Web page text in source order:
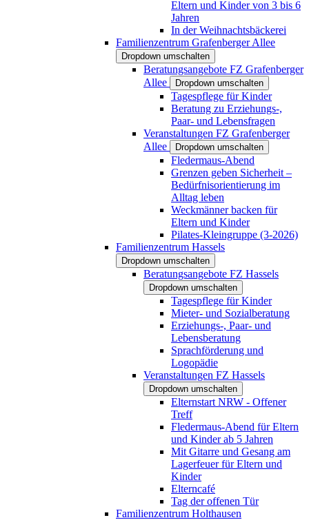
Eltern und Kinder von 3 bis 6
Jahren
In der Weihnachtsbäckerei
Familienzentrum Grafenberger Allee
Dropdown umschalten
Beratungsangebote FZ Grafenberger
Allee
Dropdown umschalten
Tagespflege für Kinder
Beratung zu Erziehungs-,
Paar- und Lebensfragen
Veranstaltungen FZ Grafenberger
Allee
Dropdown umschalten
Fledermaus-Abend
Grenzen geben Sicherheit –
Bedürfnisorientierung im
Alltag leben
Weckmänner backen für
Eltern und Kinder
Pilates-Kleingruppe (3-2026)
Familienzentrum Hassels
Dropdown umschalten
Beratungsangebote FZ Hassels
Dropdown umschalten
Tagespflege für Kinder
Mieter- und Sozialberatung
Erziehungs-, Paar- und
Lebensberatung
Sprachförderung und
Logopädie
Veranstaltungen FZ Hassels
Dropdown umschalten
Elternstart NRW - Offener
Treff
Fledermaus-Abend für Eltern
und Kinder ab 5 Jahren
Mit Gitarre und Gesang am
Lagerfeuer für Eltern und
Kinder
Elterncafé
Tag der offenen Tür
Familienzentrum Holthausen